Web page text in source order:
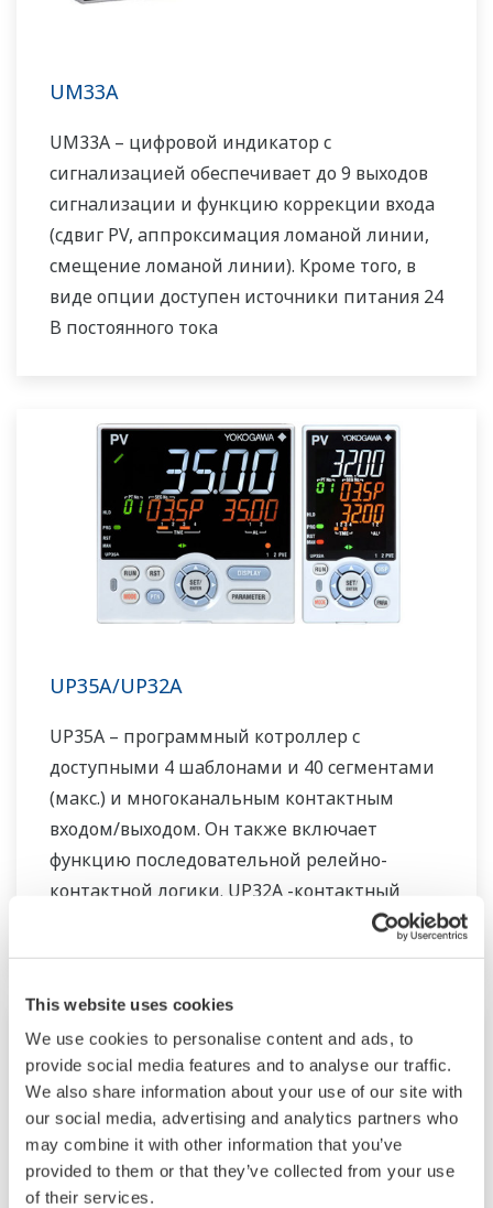
This website uses cookies
We use cookies to personalise content and ads, to
provide social media features and to analyse our traffic.
We also share information about your use of our site with
our social media, advertising and analytics partners who
may combine it with other information that you’ve
provided to them or that they’ve collected from your use
of their services.
UM33A
UM33A – цифровой индикатор с
сигнализацией обеспечивает до 9 выходов
сигнализации и функцию коррекции входа
(сдвиг PV, аппроксимация ломаной линии,
смещение ломаной линии). Кроме того, в
виде опции доступен источники питания 24
В постоянного тока
UP35A/UP32A
UP35A – программный котроллер с
доступными 4 шаблонами и 40 сегментами
(макс.) и многоканальным контактным
входом/выходом. Он также включает
функцию последовательной релейно-
контактной логики. UP32A -контактный
программный контроллер с доступными 4
шаблонами и 40 сегментами. Он также
релейно-контактной логики